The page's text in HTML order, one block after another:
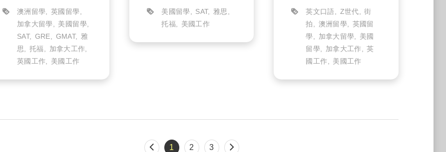
澳洲留學
英國留學
加拿大留學
美國留學
SAT
GRE GMAT
雅
思
托福
加拿大工作
英國工作
美國工作
美國留學 SAT
雅思
托福
美國工作
英文口語 Z世代
街
拍
澳洲留學
英國留
學
加拿大留學
美國
留學
加拿大工作
英
國工作
美國工作
1 2 3